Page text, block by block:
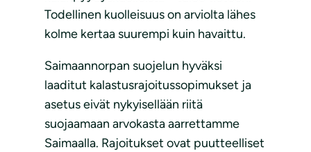
Todellinen kuolleisuus on arviolta lähes
kolme kertaa suurempi kuin havaittu.
Saimaannorpan suojelun hyväksi
laaditut kalastusrajoitussopimukset ja
asetus eivät nykyisellään riitä
suojaamaan arvokasta aarrettamme
Saimaalla. Rajoitukset ovat puutteelliset